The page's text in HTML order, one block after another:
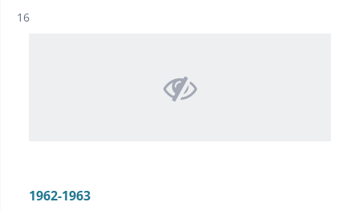
Résultat n°
16
1962-1963